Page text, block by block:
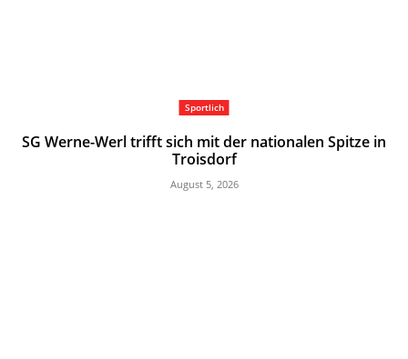
Sportlich
SG Werne-Werl trifft sich mit der nationalen Spitze in
Troisdorf
August 5, 2026